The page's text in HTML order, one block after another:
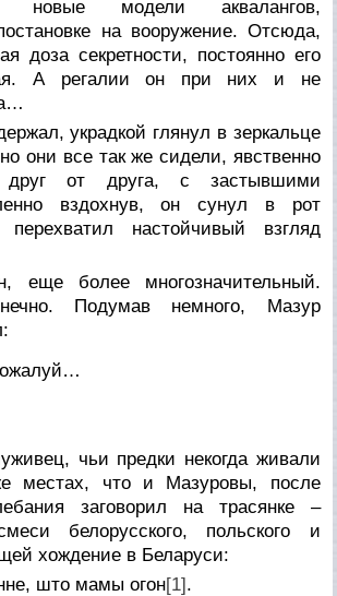
новые модели аквалангов,
на вооружение. Отсюда,
доза секретности, постоянно его
А регалии он при них и не
украдкой глянул в зеркальце
они все так же сидели, явственно
друг от друга, с застывшими
вздохнув, он сунул в рот
настойчивый взгляд
более многозначительный.
Подумав немного, Мазур
чьи предки некогда живали
местах, что и Мазуровы, после
заговорил на трасянке –
белорусского, польского и
хождение в Беларуси:
што мамы огон[1].